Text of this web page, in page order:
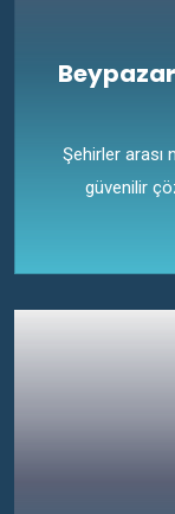
Şehirler arası
güvenilir